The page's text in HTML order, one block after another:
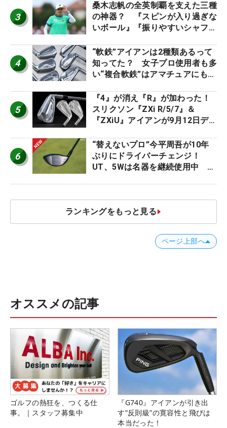
3
桑木志帆の全英制覇を支えた三種
の神器？ 『スピンが入り過ぎな
いボール』『振りやすいシャフ
ー』 #女子プロセッティング
4
“軟鉄”アイアンは2種類あるって
知ってた？ 女子プロ使用者も多
い“複合軟鉄”はアマチュアにもオ
5
『4』が消え『R』が加わった！
スリクソン『ZXi R/5/7』＆
『ZXiU』アイアンが9月12日デ
6
“替えないプロ”今平周吾が10年
ぶりにドライバーチェンジ！
UT、5Wは名器を継続使用中 #
ランキングをもっと見る
ページ上部へ
オススメの記事
ゴルフの熱狂を、つくる仕
事。｜スタッフ募集中
『G740』アイアンが引き出
す“反則級”の寛容性と飛びは
本当だった！